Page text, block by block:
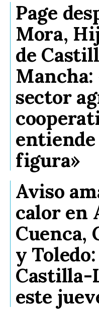
Page
Mora,
de
sector
figura»
Aviso
calor en
Cuenca,
y
Castilla-
este